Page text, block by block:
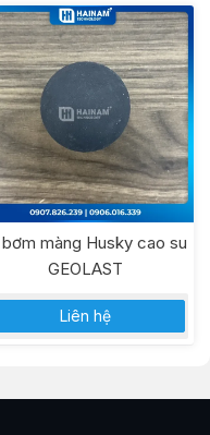
bơm màng Husky cao su
GEOLAST
Liên hệ